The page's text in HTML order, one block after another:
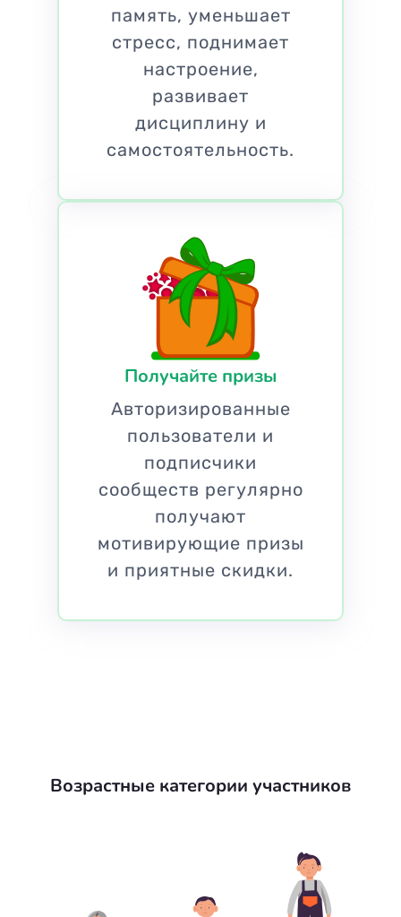
память, уменьшает
стресс, поднимает
настроение,
развивает
дисциплину и
самостоятельность.
Получайте призы
Авторизированные
пользователи и
подписчики
сообществ регулярно
получают
мотивирующие призы
и приятные скидки.
Возрастные категории участников